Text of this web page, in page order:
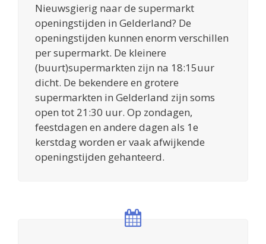
Nieuwsgierig naar de supermarkt
openingstijden in Gelderland? De
openingstijden kunnen enorm verschillen
per supermarkt. De kleinere
(buurt)supermarkten zijn na 18:15uur
dicht. De bekendere en grotere
supermarkten in Gelderland zijn soms
open tot 21:30 uur. Op zondagen,
feestdagen en andere dagen als 1e
kerstdag worden er vaak afwijkende
openingstijden gehanteerd.